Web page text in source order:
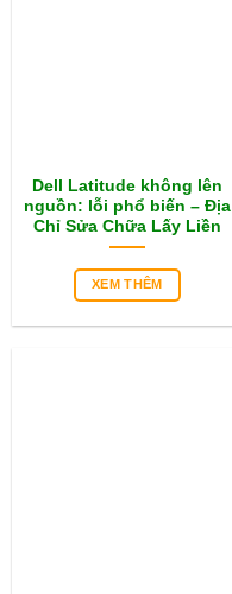
Dell Latitude không lên
nguồn: lỗi phổ biến – Địa
Chỉ Sửa Chữa Lấy Liền
XEM THÊM